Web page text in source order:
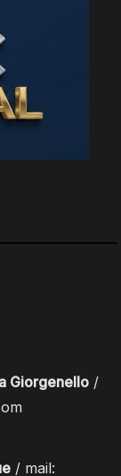
Giorgenello /
/ mail: